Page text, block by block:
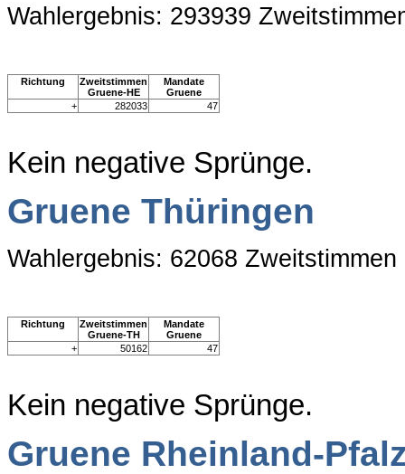
Wahlergebnis: 293939
Richtung
Zweitstimmen
Gruene-HE
Mandate
Gruene
+
282033 47
Kein negative Sprünge.
Gruene Thüringen
Wahlergebnis: 62068 Zweitstimmen
Richtung
Zweitstimmen
Gruene-TH
Mandate
Gruene
+
50162 47
Kein negative Sprünge.
Gruene Rheinland-